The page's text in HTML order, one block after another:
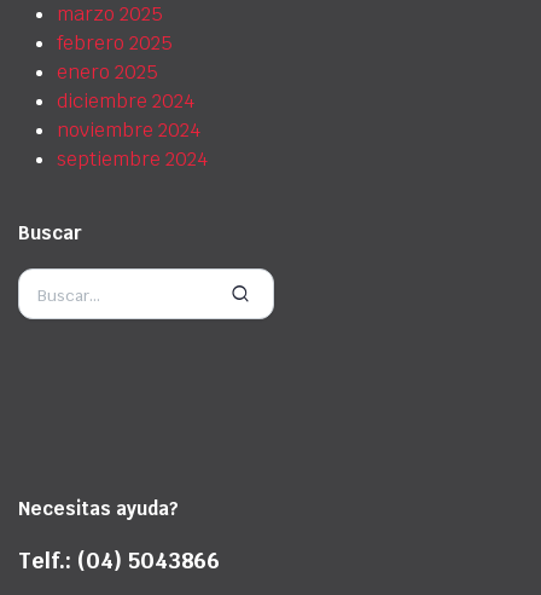
marzo 2025
febrero 2025
enero 2025
diciembre 2024
noviembre 2024
septiembre 2024
Buscar
Necesitas ayuda?
Telf.: (04) 5043866